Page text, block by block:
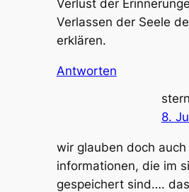
Verlust der
Verlassen der Seele
erklären.
Antworten
stern
8.
wir glauben doch auch
informationen, die im
gespeichert sind….